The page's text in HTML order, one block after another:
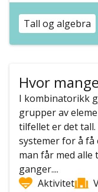
Tall og algebra
Hvor
I kombinatorikk
grupper av
tilfellet er det
systemer for å
man får med alle
ganger....
Aktivitet